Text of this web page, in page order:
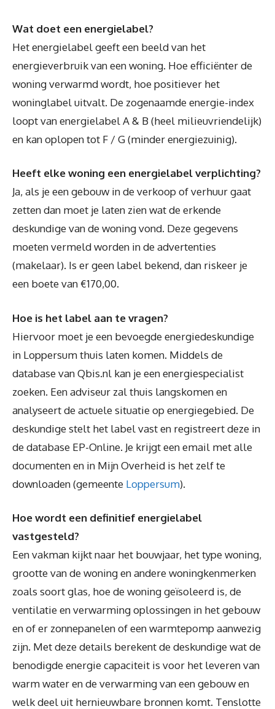
Wat doet een energielabel?
Het energielabel geeft een beeld van het
energieverbruik van een woning. Hoe efficiënter de
woning verwarmd wordt, hoe positiever het
woninglabel uitvalt. De zogenaamde energie-index
loopt van energielabel A & B (heel milieuvriendelijk)
en kan oplopen tot F / G (minder energiezuinig).
Heeft elke woning een energielabel verplichting?
Ja, als je een gebouw in de verkoop of verhuur gaat
zetten dan moet je laten zien wat de erkende
deskundige van de woning vond. Deze gegevens
moeten vermeld worden in de advertenties
(makelaar). Is er geen label bekend, dan riskeer je
een boete van €170,00.
Hoe is het label aan te vragen?
Hiervoor moet je een bevoegde energiedeskundige
in Loppersum thuis laten komen. Middels de
database van Qbis.nl kan je een energiespecialist
zoeken. Een adviseur zal thuis langskomen en
analyseert de actuele situatie op energiegebied. De
deskundige stelt het label vast en registreert deze in
de database EP-Online. Je krijgt een email met alle
documenten en in Mijn Overheid is het zelf te
downloaden (gemeente Loppersum).
Hoe wordt een definitief energielabel
vastgesteld?
Een vakman kijkt naar het bouwjaar, het type woning,
grootte van de woning en andere woningkenmerken
zoals soort glas, hoe de woning geïsoleerd is, de
ventilatie en verwarming oplossingen in het gebouw
en of er zonnepanelen of een warmtepomp aanwezig
zijn. Met deze details berekent de deskundige wat de
benodigde energie capaciteit is voor het leveren van
warm water en de verwarming van een gebouw en
welk deel uit hernieuwbare bronnen komt. Tenslotte